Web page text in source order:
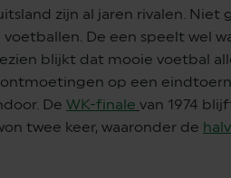
zijn al jaren rivalen.
De een speelt wel
blijkt dat mooie voetbal
op een
De WK-finale van 1974
twee keer, waaronder de